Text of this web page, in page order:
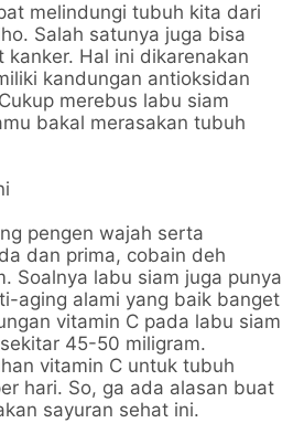
melindungi tubuh kita dari
Salah satunya juga bisa
kanker. Hal ini dikarenakan
kandungan antioksidan
merebus labu siam
bakal merasakan tubuh
pengen wajah serta
dan prima, cobain deh
Soalnya labu siam juga punya
aging alami yang baik banget
vitamin C pada labu siam
45-50 miligram.
vitamin C untuk tubuh
hari. So, ga ada alasan buat
sayuran sehat ini.